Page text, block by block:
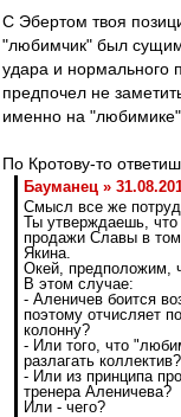
С Эбертом твоя
"любимчик" был
удара и нормального
предпочел не
именно на
По Кротову-то
Бауманец »
Смысл все же
Ты утверждаешь,
продажи Славы в
Якина.
Окей, предположим,
В этом случае:
- Аленичев боится
поэтому отчисляет
колонну?
- Или того, что
разлагать коллектив?
- Или из принципа
тренера Аленичева?
Или - чего?